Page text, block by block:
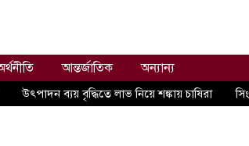
আন্তর্জাতিক অন্যান্য
উৎপাদন ব্যয় বৃদ্ধিতে লাভ নিয়ে শঙ্কায় চাষিরা